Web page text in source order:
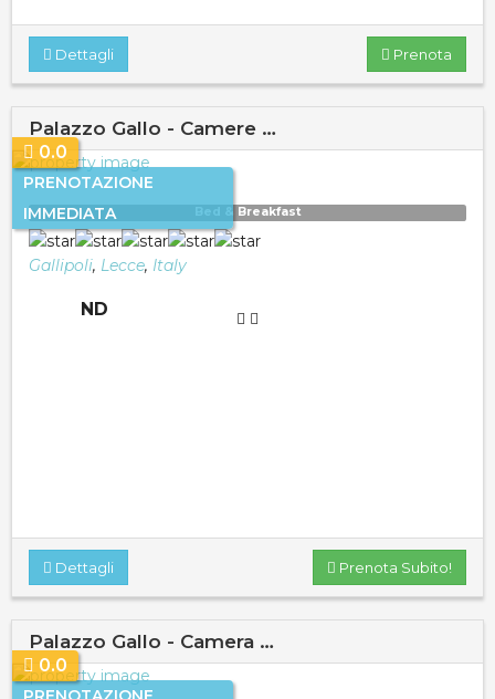
Prenota
Dettagli
Palazzo Gallo - Camere …
PRENOTAZIONE
IMMEDIATA
0.0
Bed & Breakfast
Gallipoli, Lecce, Italy
ND
Prenota Subito!
Dettagli
Palazzo Gallo - Camera …
0.0